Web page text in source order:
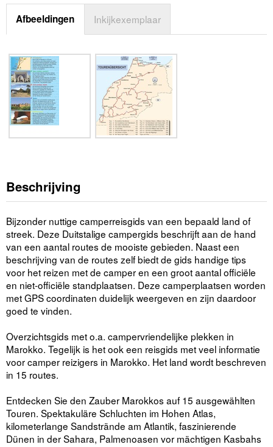
Afbeeldingen Inkijkexemplaar
Beschrijving
Bijzonder nuttige camperreisgids van een bepaald land of
streek. Deze Duitstalige campergids beschrijft aan de hand
van een aantal routes de mooiste gebieden. Naast een
beschrijving van de routes zelf biedt de gids handige tips
voor het reizen met de camper en een groot aantal officiële
en niet-officiële standplaatsen. Deze camperplaatsen worden
met GPS coordinaten duidelijk weergeven en zijn daardoor
goed te vinden.
Overzichtsgids met o.a. campervriendelijke plekken in
Marokko. Tegelijk is het ook een reisgids met veel informatie
voor camper reizigers in Marokko. Het land wordt beschreven
in 15 routes.
Entdecken Sie den Zauber Marokkos auf 15 ausgewählten
Touren. Spektakuläre Schluchten im Hohen Atlas,
kilometerlange Sandstrände am Atlantik, faszinierende
Dünen in der Sahara, Palmenoasen vor mächtigen Kasbahs